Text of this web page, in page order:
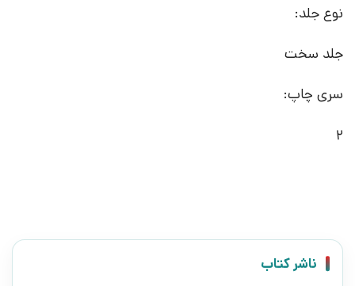
نوع جلد:
جلد سخت
سری چاپ:
2
ناشر کتاب